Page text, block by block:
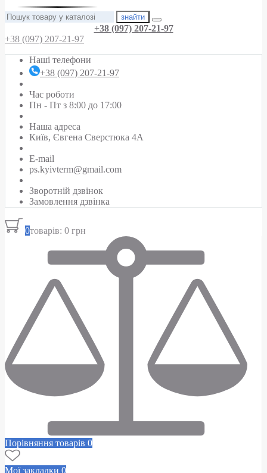
знайти
+38 (097) 207-21-97
+38 (097) 207-21-97
Наші телефони
+38 (097) 207-21-97
Час роботи
Пн - Пт з 8:00 до 17:00
Наша адреса
Київ, Євгена Сверстюка 4А
E-mail
ps.kyivterm@gmail.com
Зворотній дзвінок
Замовлення дзвінка
0товарів: 0 грн
Порівняння товарів 0
Мої закладки 0